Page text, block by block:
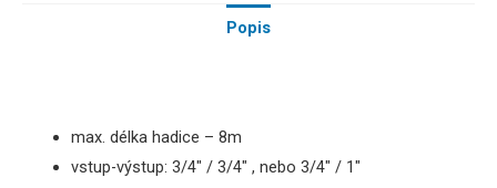
Popis
max. délka hadice – 8m
vstup-výstup: 3/4″ / 3/4″ , nebo 3/4″ / 1″